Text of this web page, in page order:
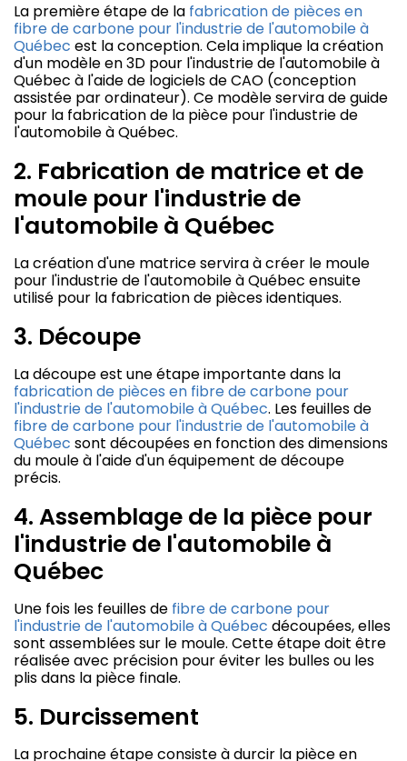
La première étape de la fabrication de pièces en
fibre de carbone pour l'industrie de l'automobile à
Québec est la conception. Cela implique la création
d'un modèle en 3D pour l'industrie de l'automobile à
Québec à l'aide de logiciels de CAO (conception
assistée par ordinateur). Ce modèle servira de guide
pour la fabrication de la pièce pour l'industrie de
l'automobile à Québec.
2. Fabrication de matrice et de
moule pour l'industrie de
l'automobile à Québec
La création d'une matrice servira à créer le moule
pour l'industrie de l'automobile à Québec ensuite
utilisé pour la fabrication de pièces identiques.
3. Découpe
La découpe est une étape importante dans la
fabrication de pièces en fibre de carbone pour
l'industrie de l'automobile à Québec. Les feuilles de
fibre de carbone pour l'industrie de l'automobile à
Québec sont découpées en fonction des dimensions
du moule à l'aide d'un équipement de découpe
précis.
4. Assemblage de la pièce pour
l'industrie de l'automobile à
Québec
Une fois les feuilles de fibre de carbone pour
l'industrie de l'automobile à Québec découpées, elles
sont assemblées sur le moule. Cette étape doit être
réalisée avec précision pour éviter les bulles ou les
plis dans la pièce finale.
5. Durcissement
La prochaine étape consiste à durcir la pièce en